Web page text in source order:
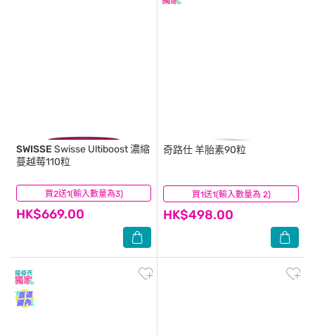
買2送1(輸入數量為3)
SWISSE Swisse Ultiboost 濃縮
蔓越莓110粒
HK$669.00
(3) 買1送1(輸入數量為 2)
奇路仕羊胎素90粒
HK$498.00
(3)